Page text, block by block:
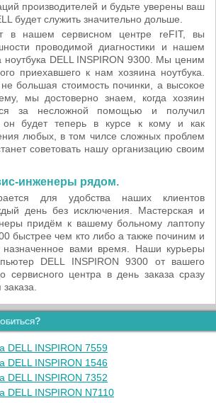
производителей и будьте уверены ваш
будет служить значительно дольше.
в нашем сервисном центре reFIT, вы
проводимой диагностики и нашем
ноутбука DELL INSPIRON 9300. Мы ценим
приехавшего к нам хозяина ноутбука.
большая стоимость починки, а высокое
мы достоверно знаем, когда хозяин
за несложной помощью и получил
он будет теперь в курсе к кому и как
любых, в том чилсе сложных проблем
советовать нашу организацию своим
инженеры рядом.
для удобства наших клиентов
день без исключения. Мастерская и
придём к вашему больному лаптопу
быстрее чем кто либо а также починим и
вами время. Наши курьеры
DELL INSPIRON 9300 от вашего
сервисного центра в день заказа сразу
DELL INSPIRON 7559
DELL INSPIRON 1546
DELL INSPIRON 7352
DELL INSPIRON N7110